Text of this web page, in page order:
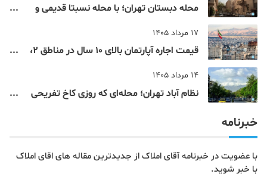
محله دبستان تهران؛ با محله نسبتا قدیمی و
17 مرداد 1405
قیمت اجاره آپارتمان بالای 10 سال در مناطق 2،
14 مرداد 1405
نظام‌ آباد تهران؛ محله‌ای که روزی کاخ تفریحی
خبرنامه
با عضویت در خبرنامه آقای املاک از جدیدترین مقاله های اقای املاک
با خبر شوید.